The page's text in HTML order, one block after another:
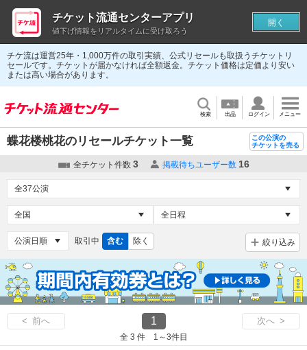
チケ流は運営25年・1,000万件の取引実績、公式リセールも取扱うチケットリ
セールです。チケットが届かなければ全額返金。チケット価格は定価より安い
または高い場合があります。
検索 出品 ログイン メニュー
蝶花楼桃花のリセールチケット一覧
この公演の
チケットを売る
全チケット件数 3 掲載待ちユーザー数 16
取引中 含む 除く 絞り込み
< 前へ 1 次へ >
全 3 件 1～3件目
チケット流通センターアプリ
値下げ情報をリアルタイムに受け取ろう
開く